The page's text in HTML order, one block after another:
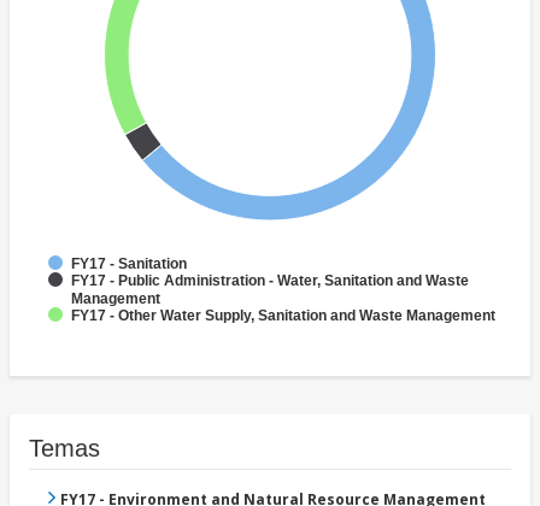
FY17 - Sanitation
FY17 - Public Administration - Water, Sanitation and Waste
Management
FY17 - Other Water Supply, Sanitation and Waste Management
Temas
FY17 - Environment and Natural Resource Management